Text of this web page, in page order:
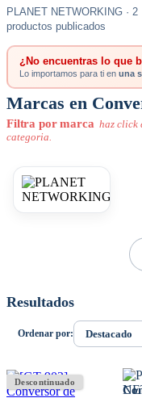
PLANET NETWORKING · 2
productos publicados
¿No encuentras lo que
Lo importamos para ti en una
Marcas en
Filtra por marca haz click
categoria.
Resultados
Ordenar por:
Descontinuado